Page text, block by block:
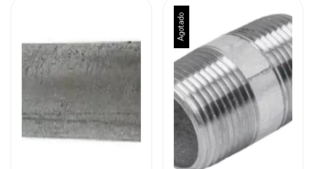
Agotado